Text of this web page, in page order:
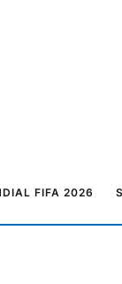
FIFA 2026